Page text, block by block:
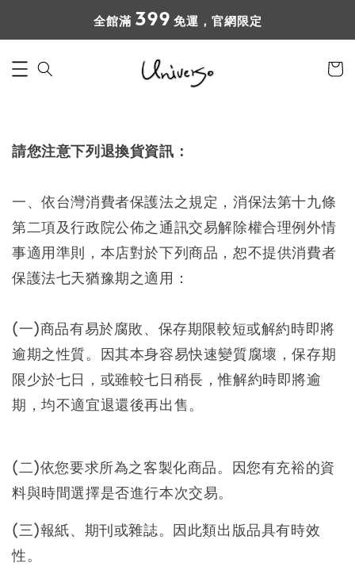
全館滿 399 免運，官網限定
請您注意下列退換貨資訊：
一、依台灣消費者保護法之規定，消保法第十九條
第二項及行政院公佈之通訊交易解除權合理例外情
事適用準則，本店對於下列商品，恕不提供消費者
保護法七天猶豫期之適用：
(一)商品有易於腐敗、保存期限較短或解約時即將
逾期之性質。因其本身容易快速變質腐壞，保存期
限少於七日，或雖較七日稍長，惟解約時即將逾
期，均不適宜退還後再出售。
(二)依您要求所為之客製化商品。因您有充裕的資
料與時間選擇是否進行本次交易。
(三)報紙、期刊或雜誌。因此類出版品具有時效
性。